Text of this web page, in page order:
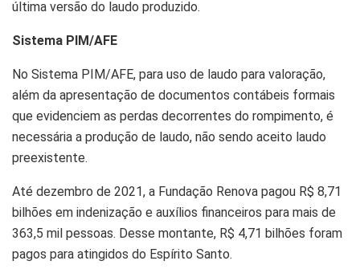
última versão do laudo produzido.
Sistema PIM/AFE
No Sistema PIM/AFE, para uso de laudo para valoração,
além da apresentação de documentos contábeis formais
que evidenciem as perdas decorrentes do rompimento, é
necessária a produção de laudo, não sendo aceito laudo
preexistente.
Até dezembro de 2021, a Fundação Renova pagou R$ 8,71
bilhões em indenização e auxílios financeiros para mais de
363,5 mil pessoas. Desse montante, R$ 4,71 bilhões foram
pagos para atingidos do Espírito Santo.